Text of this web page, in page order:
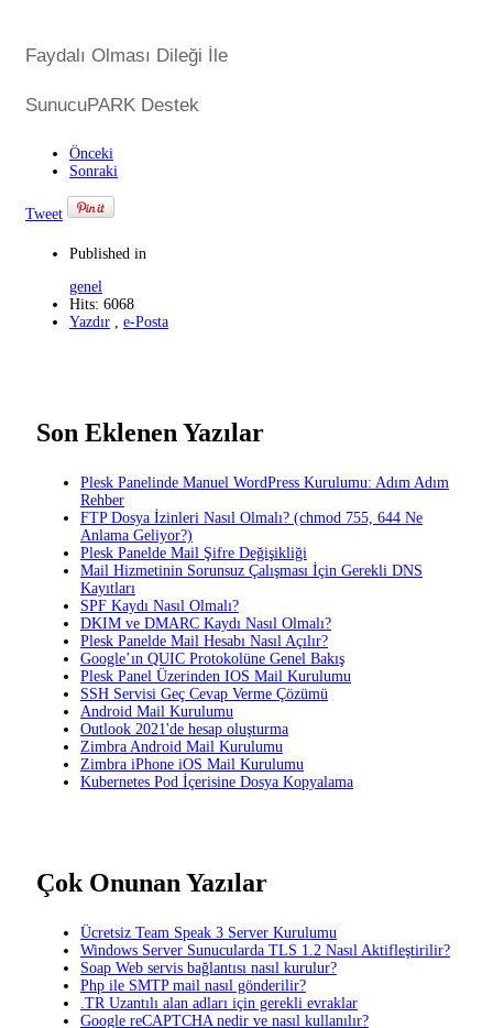
Faydalı Olması Dileği İle
SunucuPARK Destek
Önceki
Sonraki
Tweet
Published in
genel
Hits: 6068
Yazdır
e-Posta
Son Eklenen Yazılar
Plesk Panelinde Manuel WordPress Kurulumu: Adım Adım
Rehber
FTP Dosya İzinleri Nasıl Olmalı? (chmod 755, 644 Ne
Anlama Geliyor?)
Plesk Panelde Mail Şifre Değişikliği
Mail Hizmetinin Sorunsuz Çalışması İçin Gerekli DNS
Kayıtları
SPF Kaydı Nasıl Olmalı?
DKIM ve DMARC Kaydı Nasıl Olmalı?
Plesk Panelde Mail Hesabı Nasıl Açılır?
Google’ın QUIC Protokolüne Genel Bakış
Plesk Panel Üzerinden IOS Mail Kurulumu
SSH Servisi Geç Cevap Verme Çözümü
Android Mail Kurulumu
Outlook 2021'de hesap oluşturma
Zimbra Android Mail Kurulumu
Zimbra iPhone iOS Mail Kurulumu
Kubernetes Pod İçerisine Dosya Kopyalama
Çok Onunan Yazılar
Ücretsiz Team Speak 3 Server Kurulumu
Windows Server Sunucularda TLS 1.2 Nasıl Aktifleştirilir?
Soap Web servis bağlantısı nasıl kurulur?
Php ile SMTP mail nasıl gönderilir?
.TR Uzantılı alan adları için gerekli evraklar
Google reCAPTCHA nedir ve nasıl kullanılır?